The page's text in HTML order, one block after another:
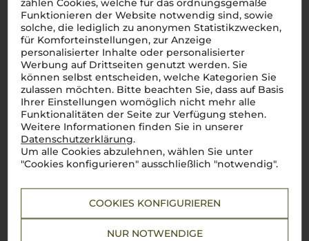
zählen Cookies, welche für das ordnungsgemäße
Funktionieren der Website notwendig sind, sowie
solche, die lediglich zu anonymen Statistikzwecken,
für Komforteinstellungen, zur Anzeige
personalisierter Inhalte oder personalisierter
Werbung auf Drittseiten genutzt werden. Sie
können selbst entscheiden, welche Kategorien Sie
zulassen möchten. Bitte beachten Sie, dass auf Basis
Ihrer Einstellungen womöglich nicht mehr alle
Funktionalitäten der Seite zur Verfügung stehen.
Weitere Informationen finden Sie in unserer
Datenschutzerklärung.
Um alle Cookies abzulehnen, wählen Sie unter
"Cookies konfigurieren" ausschließlich "notwendig".
COOKIES KONFIGURIEREN
NUR NOTWENDIGE
Friaul
Ribolla Gialla
nur noch 6 Flaschen
verfügbar
€ 105,00
pro Flasche (0.75l),